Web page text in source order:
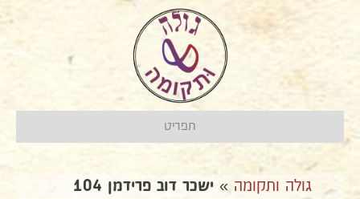
תפריט
גולה ותקומה » ישכר דוב פרידמן 104